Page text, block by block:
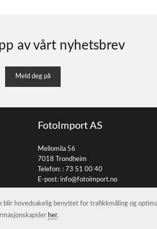
av vårt nyhetsbrev
Meld deg på
FotoImport AS
Mellomila 56
7018 Trondheim
Telefon: : 73 51 00 40
E-post: info@fotoimport.no
hovedsakelig benyttet for trafikkmåling og
her.